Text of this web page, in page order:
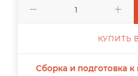
КУПИТЬ
Сборка и подготовка к